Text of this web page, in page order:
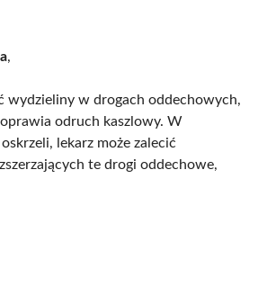
,
wydzieliny w drogach oddechowych,
odruch kaszlowy. W
lekarz może zalecić
te drogi oddechowe,